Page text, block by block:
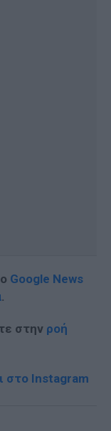
Google News
.
στην ροή
στο Instagram